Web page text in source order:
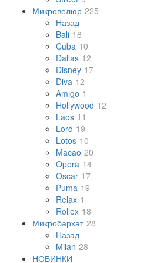
Микровелюр 225
Назад
Bali 18
Cuba 10
Dallas 12
Disney 17
Diva 12
Amigo 1
Hollywood 12
Laos 11
Lord 19
Lotos 10
Macao 20
Opera 14
Oscar 17
Puma 19
Relax 1
Rollex 18
Микробархат 28
Назад
Milan 28
НОВИНКИ